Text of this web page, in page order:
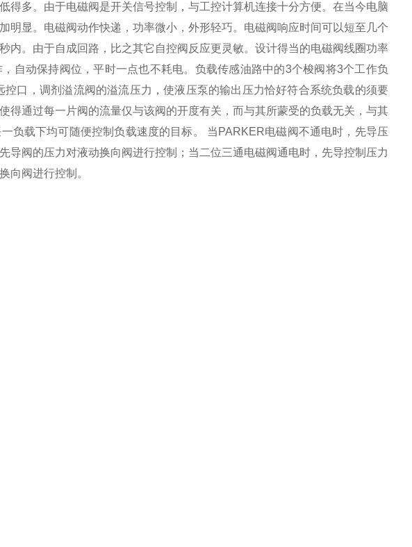
得多。由于电磁阀是开关信号控制，与工控计算机连接十分方便。在当今电脑
明显。电磁阀动作快递，功率微小，外形轻巧。电磁阀响应时间可以短至几个
内。由于自成回路，比之其它自控阀反应更灵敏。设计得当的电磁阀线圈功率
自动保持阀位，平时一点也不耗电。负载传感油路中的3个梭阀将3个工作负
口，调剂溢流阀的溢流压力，使液压泵的输出压力恰好符合系统负载的须要
得通过每一片阀的流量仅与该阀的开度有关，而与其所蒙受的负载无关，与其
负载下均可随便控制负载速度的目标。 当PARKER电磁阀不通电时，先导压
导阀的压力对液动换向阀进行控制；当二位三通电磁阀通电时，先导控制压力
向阀进行控制。